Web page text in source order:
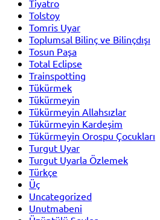
Tiyatro
Tolstoy
Tomris Uyar
Toplumsal Bilinç ve Bilinçdışı
Tosun Paşa
Total Eclipse
Trainspotting
Tükürmek
Tükürmeyin
Tükürmeyin Allahsızlar
Tükürmeyin Kardeşim
Tükürmeyin Orospu Çocukları
Turgut Uyar
Turgut Uyarla Özlemek
Türkçe
Üç
Uncategorized
Unutmabeni